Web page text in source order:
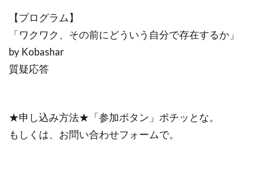
【プログラム】
「ワクワク、その前にどういう自分で存在するか」
by Kobashar
質疑応答
★申し込み方法★「参加ボタン」ポチッとな。
もしくは、お問い合わせフォームで。